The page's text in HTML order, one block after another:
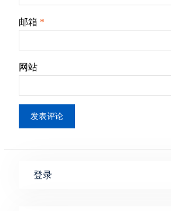
邮箱 *
网站
登录